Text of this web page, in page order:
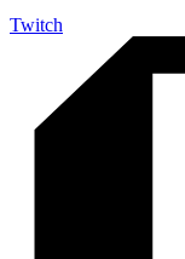
Twitch